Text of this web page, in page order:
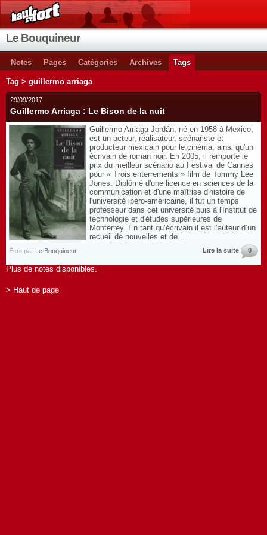
Le Bouquineur
Notes Pages Catégories Archives Tags
Tag > guillermo arriaga
29/09/2017
Guillermo Arriaga : Le Bison de la nuit
Guillermo Arriaga Jordán, né en 1958 à Mexico,
est un acteur, réalisateur, scénariste et
producteur mexicain pour le cinéma, ainsi qu'un
écrivain de roman noir. En 2005, il remporte le
prix du meilleur scénario au Festival de Cannes
pour « Trois enterrements » film de Tommy Lee
Jones. Diplômé d'une licence en sciences de la
communication et d'une maîtrise d'histoire de
l'université ibéro-américaine, il fut un temps
professeur dans cet université puis à l'Institut de
technologie et d'études supérieures de
Monterrey. En tant qu’écrivain il est l’auteur d’un
recueil de nouvelles et de...
Écrit par Le Bouquineur Lire la suite 0
Plus de notes disponibles.
> Haut de page